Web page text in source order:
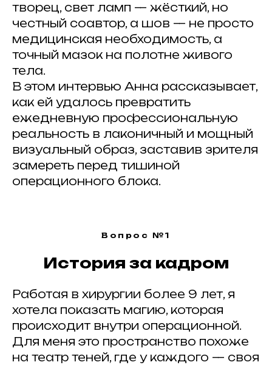
творец, свет ламп — жёсткий, но
честный соавтор, а шов — не просто
медицинская необходимость, а
точный мазок на полотне живого
тела.
В этом интервью Анна рассказывает,
как ей удалось превратить
ежедневную профессиональную
реальность в лаконичный и мощный
визуальный образ, заставив зрителя
замереть перед тишиной
операционного блока.
Вопрос №1
История за кадром
Работая в хирургии более 9 лет, я
хотела показать магию, которая
происходит внутри операционной.
Для меня это пространство похоже
на театр теней, где у каждого — своя